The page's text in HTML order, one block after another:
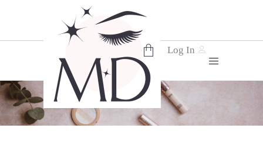
No products in the cart.
Log In